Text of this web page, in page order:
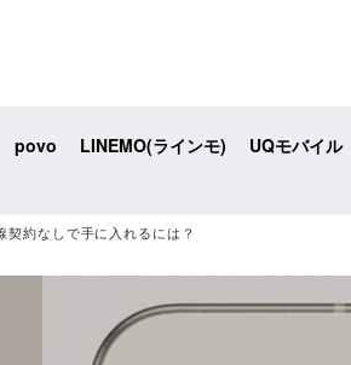
povo LINEMO(ラインモ) UQモバイル
約なしで手に入れるには？